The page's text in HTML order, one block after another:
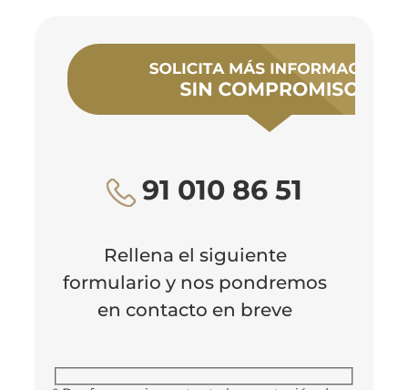
91 010 86 51
Rellena el siguiente
formulario y nos pondremos
en contacto en breve